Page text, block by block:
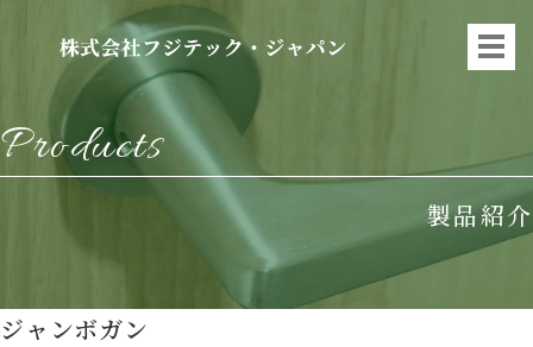
Products
製品紹介
ジャンボガン